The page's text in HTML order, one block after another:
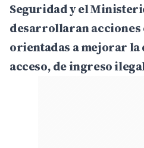
Seguridad y el
desarrollaran acciones
orientadas a mejorar
acceso, de ingreso